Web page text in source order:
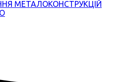
МЕТАЛОКОНСТРУКЦІЙ